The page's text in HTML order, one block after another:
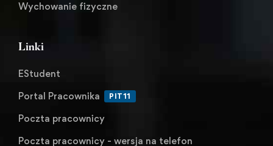
Wychowanie fizyczne
Linki
EStudent
Portal Pracownika
PIT11
Poczta pracownicy
Poczta pracownicy - wersja na telefon